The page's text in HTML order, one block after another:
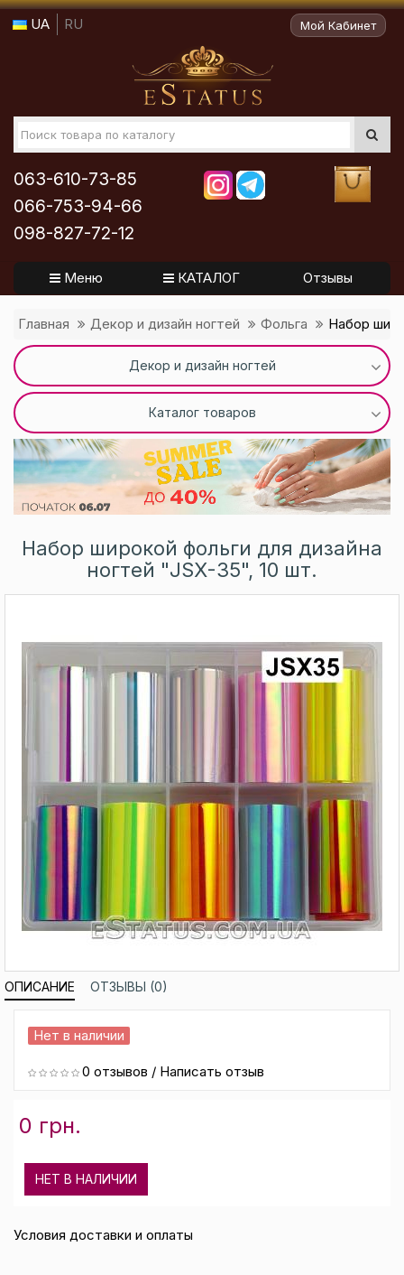
UA RU Мой Кабинет
063-610-73-85
066-753-94-66
098-827-72-12
Меню КАТАЛОГ Отзывы
Главная Декор и дизайн ногтей Фольга Набор
Декор и дизайн ногтей
Каталог товаров
Набор широкой фольги для дизайна
ногтей "JSX-35", 10 шт.
ОПИСАНИЕ ОТЗЫВЫ (0)
Нет в наличии
0 отзывов / Написать отзыв
0 грн.
НЕТ В НАЛИЧИИ
Условия доставки и оплаты